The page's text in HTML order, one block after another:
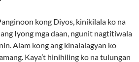
kong Diyos, kinikilala ko na
Iyong mga daan, ngunit nagtitiwala
Alam kong ang kinalalagyan ko
Kaya’t hinihiling ko na tulungan